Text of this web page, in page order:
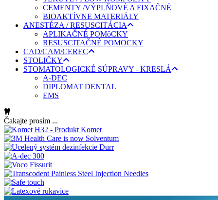
CEMENTY /VÝPLŇOVÉ A FIXAČNÉ
BIOAKTÍVNE MATERIÁLY
ANESTÉZA / RESUSCITÁCIA
APLIKAČNÉ POMôCKY
RESUSCITAČNÉ POMOCKY
CAD/CAM/CEREC
STOLIČKY
STOMATOLOGICKÉ SÚPRAVY - KRESLÁ
A-DEC
DIPLOMAT DENTAL
EMS
Čakajte prosím ...